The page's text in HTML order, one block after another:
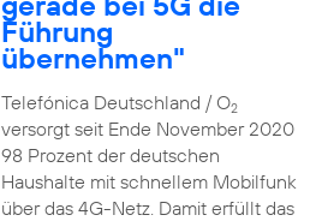
Führung
übernehmen"
Telefónica Deutschland / O2
versorgt seit Ende November 2020
98 Prozent der deutschen
Haushalte mit schnellem Mobilfunk
über das 4G-Netz. Damit erfüllt das